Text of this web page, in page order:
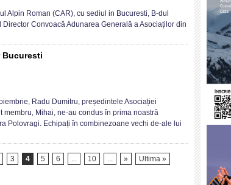
Alpin Roman (CAR), cu sediul in Bucuresti, B-dul
Convoacă Adunarea Generală a Asociaților din
Bucuresti
Radu Dumitru, președintele Asociației
membru, Mihai, ne-au condus în prima noastră
Polovragi. Echipați în combinezoane vechi de-ale lui
3 4 5 6 ... 10 ... » Ultima »